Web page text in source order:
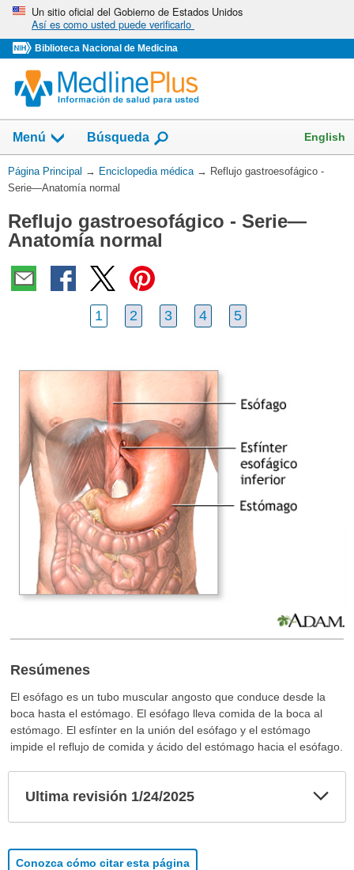
Omita
vaya
al
Contenido
Un sitio oficial del Gobierno de Estados Unidos
Así es como usted puede verificarlo
Biblioteca Nacional de Medicina
Menú Búsqueda English
Usted
está
Página Principal → Enciclopedia médica → Reflujo gastroesofágico -
Serie—Anatomía normal
Reflujo gastroesofágico - Serie—
Anatomía normal
1 2 3 4 5
Resúmenes
El esófago es un tubo muscular angosto que conduce desde la
boca hasta el estómago. El esófago lleva comida de la boca al
estómago. El esfínter en la unión del esófago y el estómago
impide el reflujo de comida y ácido del estómago hacia el esófago.
Ultima revisión 1/24/2025
Conozca cómo citar esta página